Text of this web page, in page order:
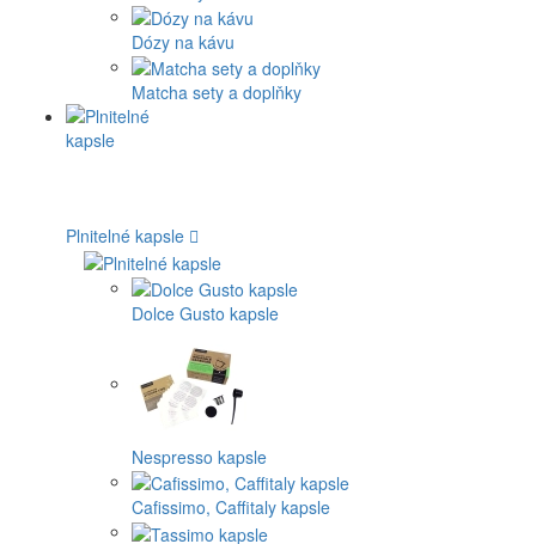
Dózy na kávu
Matcha sety a doplňky
Plnitelné kapsle
Dolce Gusto kapsle
Nespresso kapsle
Cafissimo, Caffitaly kapsle